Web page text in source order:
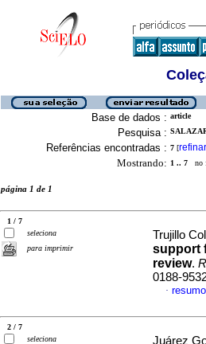
Base de dados : article
Pesquisa :
Referências encontradas : 7 [refinar
Mostrando: 1 .. 7 no
página 1 de 1
1 / 7
seleciona
para imprimir
Trujillo
support
review.
0188-
·
2 / 7
seleciona
Juárez